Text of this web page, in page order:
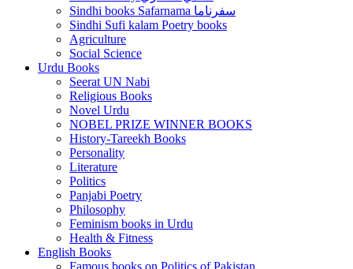
Sindhi books Safarnama سفرناما
Sindhi Sufi kalam Poetry books
Agriculture
Social Science
Urdu Books
Seerat UN Nabi
Religious Books
Novel Urdu
NOBEL PRIZE WINNER BOOKS
History-Tareekh Books
Personality
Literature
Politics
Panjabi Poetry
Philosophy
Feminism books in Urdu
Health & Fitness
English Books